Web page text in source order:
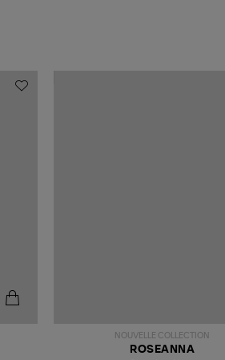
NOUVELLE COLLECTION
ROSEANNA